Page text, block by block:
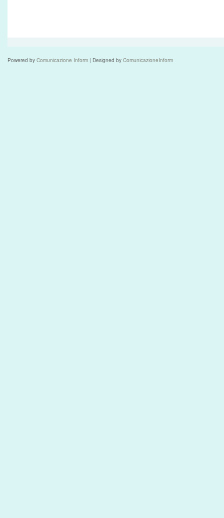
Powered by Comunicazione Inform | Designed by ComunicazioneInform